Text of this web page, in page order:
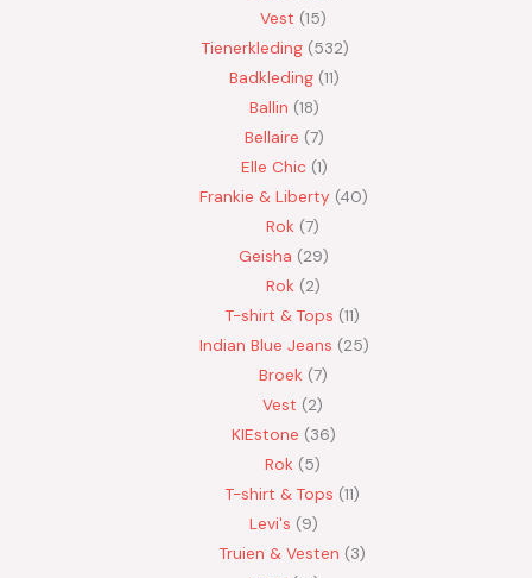
Vest 15
Tienerkleding 532
Badkleding 11
Ballin 18
Bellaire 7
Elle Chic 1
Frankie & Liberty 40
Rok 7
Geisha
29
Rok 2
T-shirt & Tops 11
Indian Blue Jeans 25
Broek 7
Vest
2
KIEstone
36
Rok 5
T-shirt & Tops 11
Levi's
9
Truien & Vesten
3